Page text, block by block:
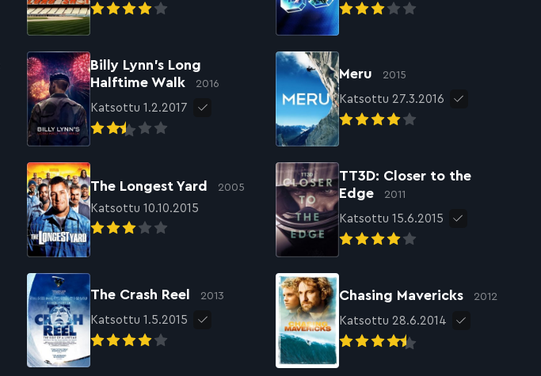
Billy Lynn’s Long
Halftime Walk
2016
Katsottu 1.2.2017
Meru 2015
Katsottu 27.3.2016
The Longest Yard 2005
Katsottu 10.10.2015
TT3D: Closer to the
Edge
2011
Katsottu 15.6.2015
The Crash Reel 2013
Katsottu 1.5.2015
Chasing Mavericks 2012
Katsottu 28.6.2014